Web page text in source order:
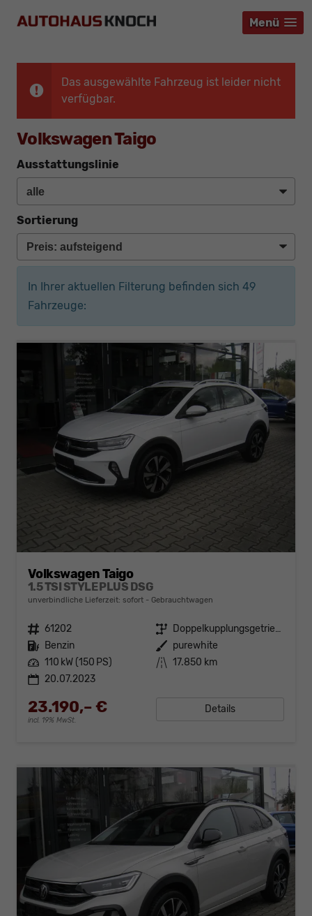
Menü
Menü
Menü
Das ausgewählte Fahrzeug ist leider nicht
verfügbar.
Volkswagen Taigo
Ausstattungslinie
Sortierung
In Ihrer aktuellen Filterung befinden sich 49
Fahrzeuge:
Volkswagen Taigo
1.5 TSI STYLE PLUS DSG
unverbindliche Lieferzeit: sofort Gebrauchtwagen
Fahrzeugnr. 61202 Getriebe
Doppelkupplungsgetriebe (DSG)
Kraftstoff Benzin Außenfarbe purewhite
Leistung 110 kW (150 PS) Kilometerstand 17.850 km
20.07.2023
23.190,– €
incl. 19% MwSt.
Details